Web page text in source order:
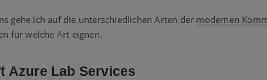
gehe ich auf die unterschiedlichen Arten der modernen
für welche Art eignen.
Azure Lab Services